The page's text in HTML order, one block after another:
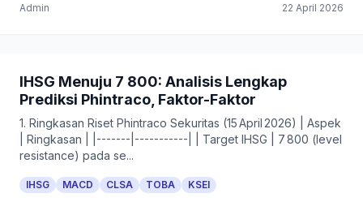
Admin 22 April 2026
IHSG Menuju 7 800: Analisis Lengkap
Prediksi Phintraco, Faktor-Faktor
1. Ringkasan Riset Phintraco Sekuritas (15 April 2026) | Aspek
| Ringkasan | |-------|-----------| | Target IHSG | 7 800 (level
resistance) pada se...
IHSG MACD CLSA TOBA KSEI